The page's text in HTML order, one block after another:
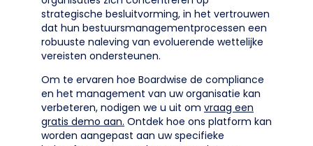
strategische besluitvorming, in het vertrouwen
dat hun bestuursmanagementprocessen een
robuuste naleving van evoluerende wettelijke
vereisten ondersteunen.
Om te ervaren hoe Boardwise de compliance
en het management van uw organisatie kan
verbeteren, nodigen we u uit om vraag een
gratis demo aan. Ontdek hoe ons platform kan
worden aangepast aan uw specifieke